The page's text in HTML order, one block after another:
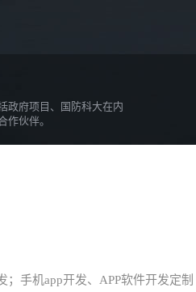
政府项目、国防科大在内
作伙伴。
手机app开发、APP软件开发定制